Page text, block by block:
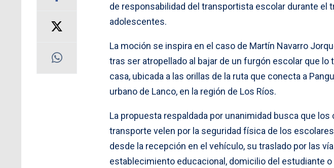
de responsabilidad del transportista escolar durante el
adolescentes.
La moción se inspira en el caso de Martín Navarro
tras ser atropellado al bajar de un furgón escolar que
casa, ubicada a las orillas de la ruta que conecta a
urbano de Lanco, en la región de Los Ríos.
La propuesta respaldada por unanimidad busca que
transporte velen por la seguridad física de los
desde la recepción en el vehículo, su traslado por las
establecimiento educacional, domicilio del estudiante